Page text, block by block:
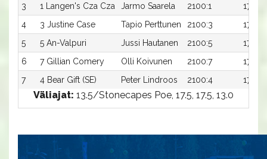
3
1 Langen's Cza Cza Jarmo Saarela 2100:1
17,0a
4
3 Justine Case Tapio Perttunen 2100:3
17,0a
5
5 An-Valpuri Jussi Hautanen 2100:5
17,0a
6
7 Gillian Comery Olli Koivunen 2100:7
17,1a
7
4 Bear Gift (SE) Peter Lindroos 2100:4 17,2a
Väliajat: 13.5/Stonecapes Poe, 17.5, 17.5, 13.0